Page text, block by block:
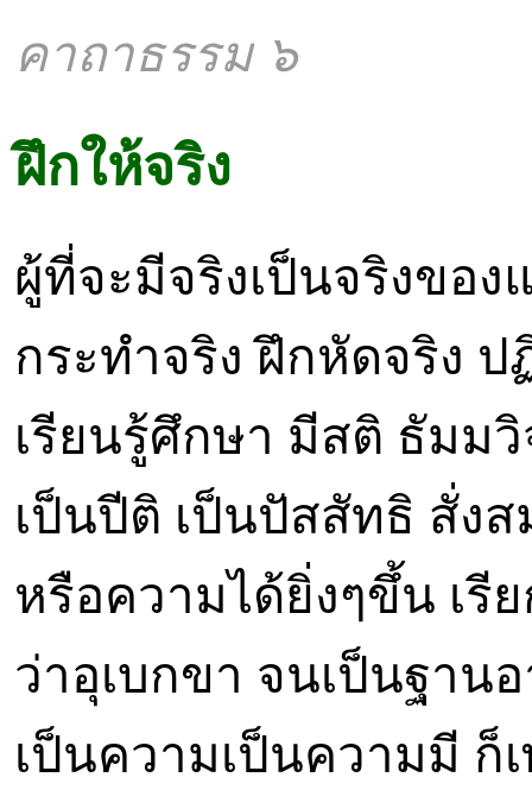
คาถาธรรม ๖
ฝึกให้จริง
ผู้ที่จะมีจริงเป็นจริงขอ
กระทำจริง ฝึกหัดจริง
เรียนรู้ศึกษา มีสติ ธัมม
เป็นปีติ เป็นปัสสัทธิ สั่ง
หรือความได้ยิ่งๆขึ้น เรี
ว่าอุเบกขา จนเป็นฐาน
เป็นความเป็นความมี ก็